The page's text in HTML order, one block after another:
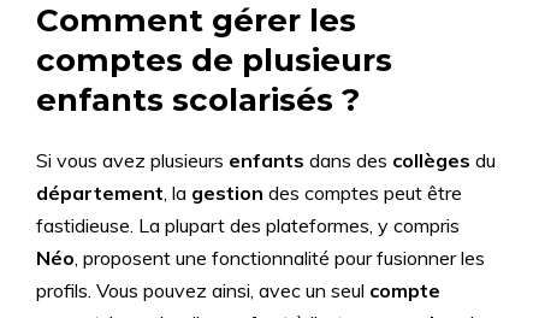
Comment gérer les
comptes de plusieurs
enfants scolarisés ?
Si vous avez plusieurs enfants dans des collèges du
département, la gestion des comptes peut être
fastidieuse. La plupart des plateformes, y compris
Néo, proposent une fonctionnalité pour fusionner les
profils. Vous pouvez ainsi, avec un seul compte